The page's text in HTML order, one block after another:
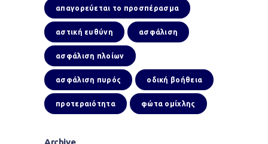
απαγορεύεται το προσπέρασμα
αστική ευθύνη ασφάλιση
ασφάλιση πλοίων
ασφάλιση πυρός οδική βοήθεια
προτεραιότητα φώτα ομίχλης
Archive